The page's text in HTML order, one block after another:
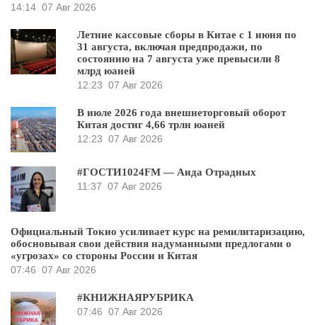
14:14 07 Авг 2026
Летние кассовые сборы в Китае с 1 июня по
31 августа, включая предпродажи, по
состоянию на 7 августа уже превысили 8
млрд юаней
12:23 07 Авг 2026
В июле 2026 года внешнеторговый оборот
Китая достиг 4,66 трлн юаней
12:23 07 Авг 2026
#ГОСТИ1024FM — Аида Отрадных
11:37 07 Авг 2026
Официальный Токио усиливает курс на ремилитаризацию,
обосновывая свои действия надуманными предлогами о
«угрозах» со стороны России и Китая
07:46 07 Авг 2026
#КНИЖНАЯРУБРИКА
07:46 07 Авг 2026